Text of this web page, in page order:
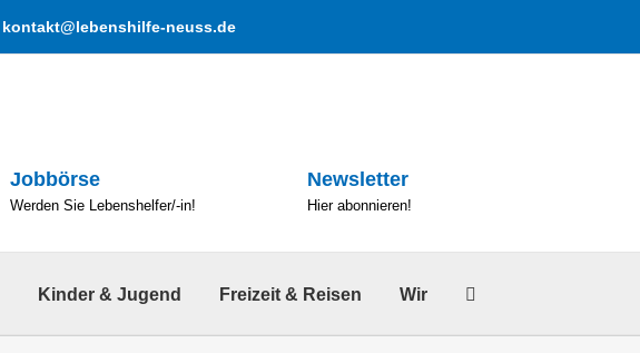
kontakt@lebenshilfe-neuss.de
Jobbörse
Werden Sie Lebenshelfer/-in!
Newsletter
Hier abonnieren!
Kinder & Jugend Freizeit & Reisen Wir